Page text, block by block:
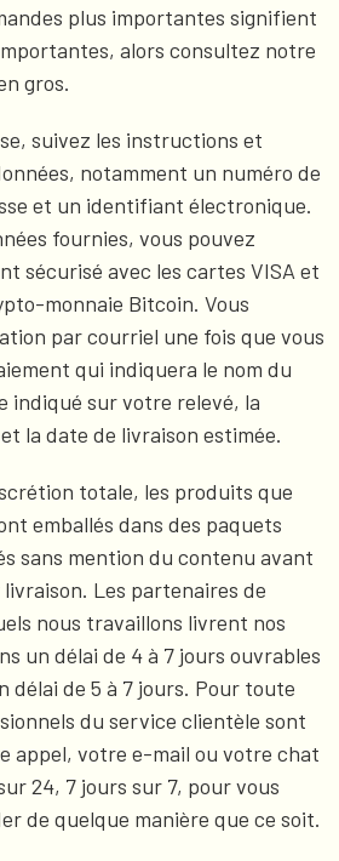
plus importantes signifient
alors consultez notre
gros.
suivez les instructions et
notamment un numéro de
et un identifiant électronique.
fournies, vous pouvez
sécurisé avec les cartes VISA et
monnaie Bitcoin. Vous
par courriel une fois que vous
qui indiquera le nom du
indiqué sur votre relevé, la
la date de livraison estimée.
totale, les produits que
emballés dans des paquets
sans mention du contenu avant
Les partenaires de
nous travaillons livrent nos
un délai de 4 à 7 jours ouvrables
délai de 5 à 7 jours. Pour toute
du service clientèle sont
appel, votre e-mail ou votre chat
24, 7 jours sur 7, pour vous
de quelque manière que ce soit.